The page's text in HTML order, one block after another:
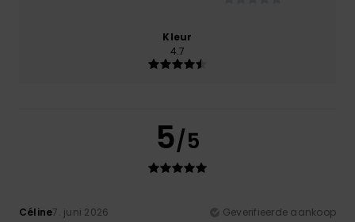
Kleur
4.7
5/5
Céline7. juni 2026
Geverifieerde aankoop